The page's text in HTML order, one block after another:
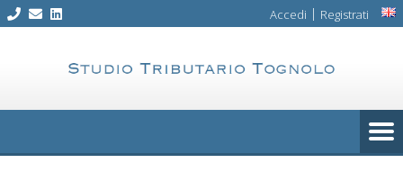
Skip
Accedi | Registrati